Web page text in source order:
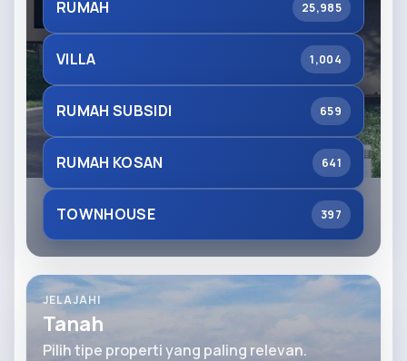
RUMAH
25,985
VILLA 1,004
RUMAH SUBSIDI 659
RUMAH KOSAN 641
TOWNHOUSE 397
JELAJAHI
Tanah
Pilih tipe properti yang paling relevan.